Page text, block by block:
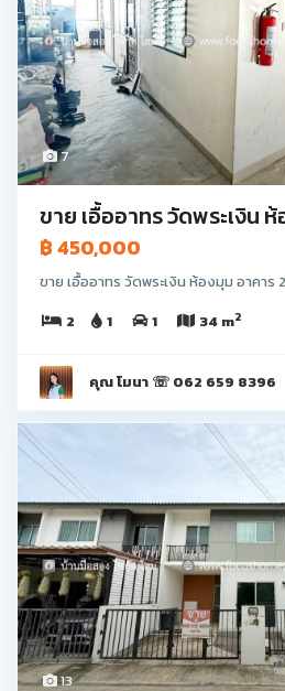
7
ขาย เอื้ออาทร วัดพระเงิน
฿ 450,000
ขาย เอื้ออาทร วัดพระเงิน ห้องมุม อาคาร
2
1 1 34 m2
คุณ โมนา ☏ 062 659 8396
13